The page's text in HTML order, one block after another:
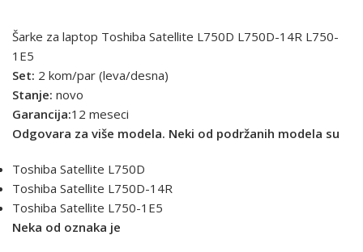
Šarke za laptop Toshiba Satellite L750D L750D-14R L750-
1E5
Set: 2 kom/par (leva/desna)
Stanje: novo
Garancija:12 meseci
Odgovara za više modela. Neki od podržanih modela su
Toshiba Satellite L750D
Toshiba Satellite L750D-14R
Toshiba Satellite L750-1E5
Neka od oznaka je